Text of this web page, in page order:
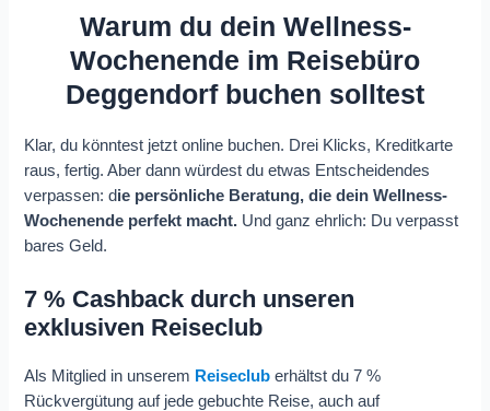
Warum du dein Wellness-
Wochenende im Reisebüro
Deggendorf buchen solltest
Klar, du könntest jetzt online buchen. Drei Klicks, Kreditkarte
raus, fertig. Aber dann würdest du etwas Entscheidendes
verpassen: die persönliche Beratung, die dein Wellness-
Wochenende perfekt macht. Und ganz ehrlich: Du verpasst
bares Geld.
7 % Cashback durch unseren
exklusiven Reiseclub
Als Mitglied in unserem Reiseclub erhältst du 7 %
Rückvergütung auf jede gebuchte Reise, auch auf